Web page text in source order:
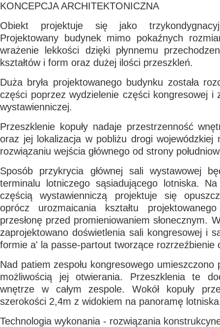
KONCEPCJA ARCHITEKTONICZNA
Obiekt projektuje się jako
Projektowany budynek mimo pokaźnych
wrażenie lekkości dzięki płynnemu
kształtów i form oraz dużej ilości przeszkleń.
Duża bryła projektowanego budynku została
części poprzez wydzielenie części kongresowej i
wystawienniczej.
Przeszklenie kopuły nadaje przestrzenność
oraz jej lokalizacja w pobliżu drogi wojewódzkiej
rozwiązaniu wejścia głównego od strony
Sposób przykrycia głównej sali wystawowej
terminalu lotniczego sąsiadującego lotniska.
częścią wystawienniczą projektuje się
oprócz urozmaicania kształtu
przesłonę przed promieniowaniem słonecznym.
zaprojektowano doświetlenia sali kongresowej i
formie a' la passe-partout tworzące rozrzeźbienie
Nad patiem zespołu kongresowego umieszczono
możliwością jej otwierania. Przeszklenia te
wnętrze w całym zespole. Wokół kopuły
szerokości 2,4m z widokiem na panoramę
Technologia wykonania - rozwiązania